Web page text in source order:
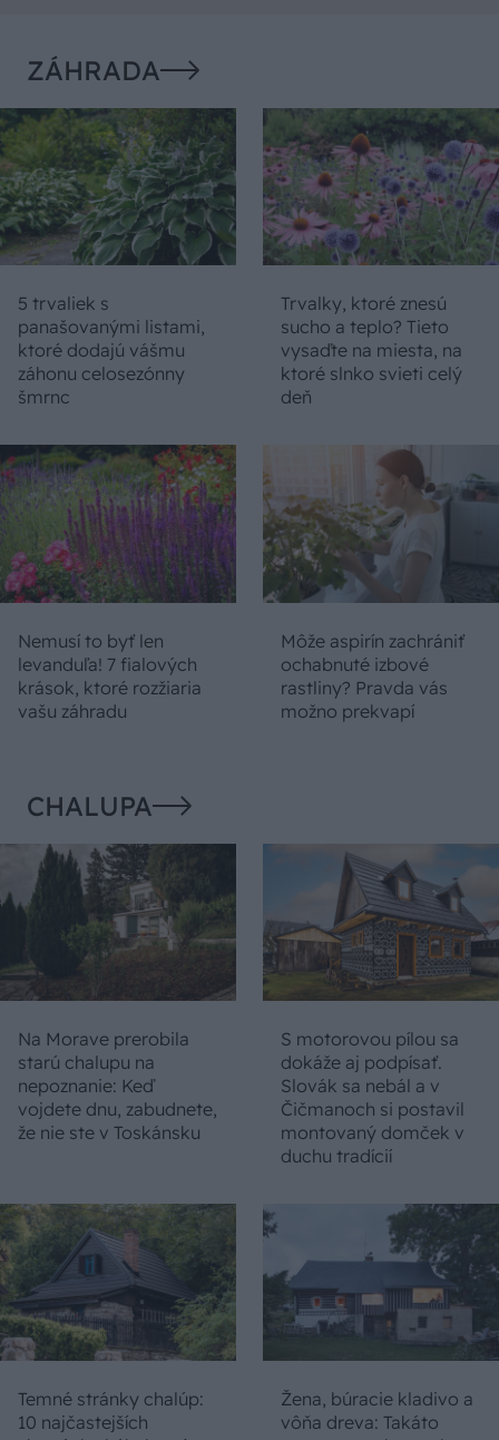
ZÁHRADA
5 trvaliek s
panašovanými listami,
ktoré dodajú vášmu
záhonu celosezónny
šmrnc
Trvalky, ktoré znesú
sucho a teplo? Tieto
vysaďte na miesta, na
ktoré slnko svieti celý
deň
Nemusí to byť len
levanduľa! 7 fialových
krások, ktoré rozžiaria
vašu záhradu
Môže aspirín zachrániť
ochabnuté izbové
rastliny? Pravda vás
možno prekvapí
CHALUPA
Na Morave prerobila
starú chalupu na
nepoznanie: Keď
vojdete dnu, zabudnete,
že nie ste v Toskánsku
S motorovou pílou sa
dokáže aj podpísať.
Slovák sa nebál a v
Čičmanoch si postavil
montovaný domček v
duchu tradícií
Temné stránky chalúp:
10 najčastejších
Žena, búracie kladivo a
vôňa dreva: Takáto